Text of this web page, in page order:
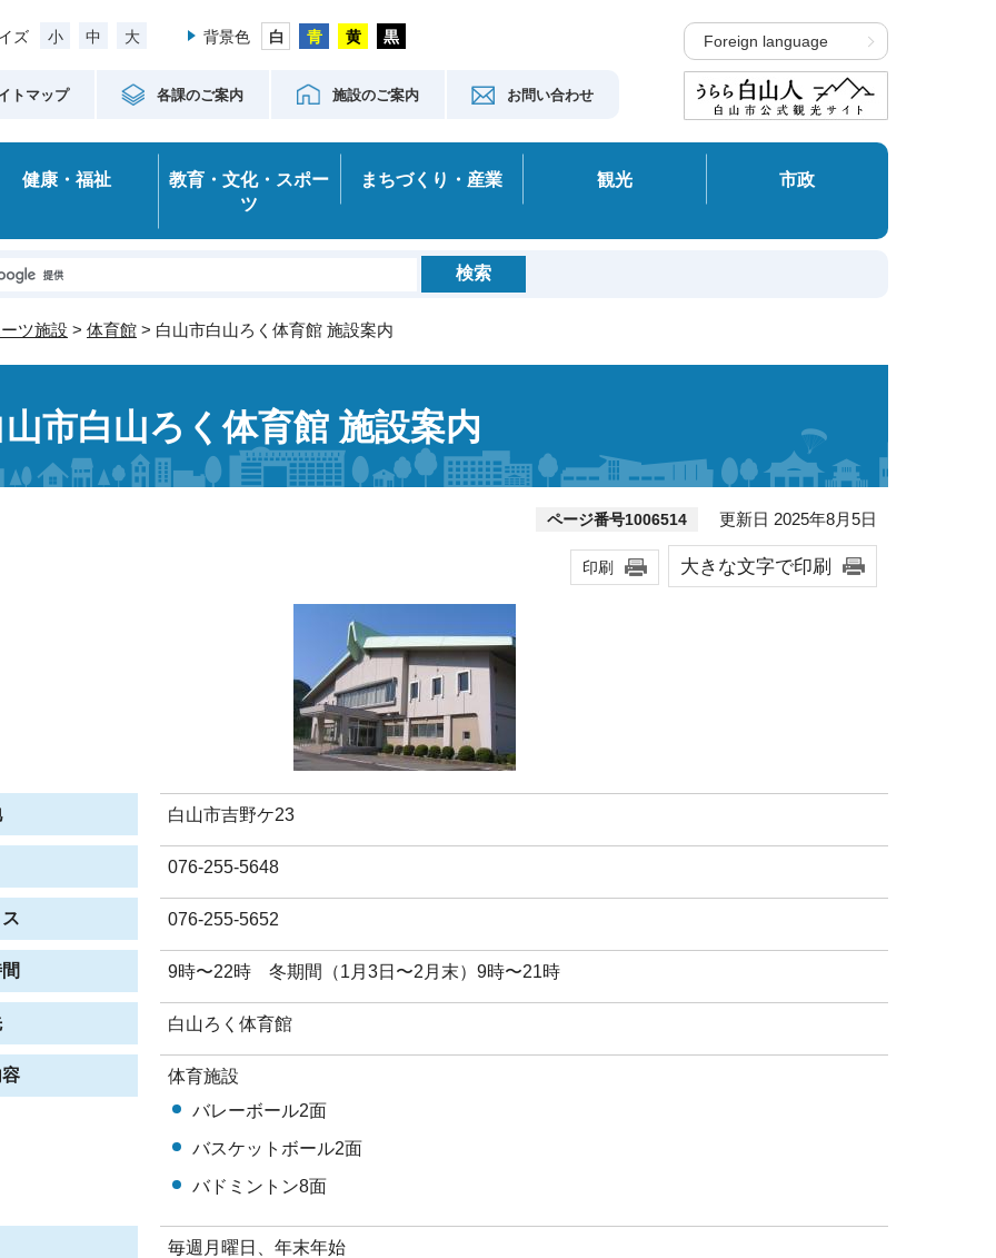
ズ 小 中 大 背景色
トマップ 各課のご案内 施設のご案内 お問い合わせ
Foreign language
健康・福祉
教育・文化・スポー
ツ
まちづくり・産業 観光 市政
ツ施設 > 体育館 > 白山市白山ろく体育館 施設案内
市白山ろく体育館 施設案内
ページ番号1006514 更新日 2025年8月5日
印刷 大きな文字で印刷
白山市吉野ケ23
076-255-5648
076-255-5652
9時〜22時 冬期間（1月3日〜2月末）9時〜21時
白山ろく体育館
体育施設
バレーボール2面
バスケットボール2面
バドミントン8面
毎週月曜日、年末年始